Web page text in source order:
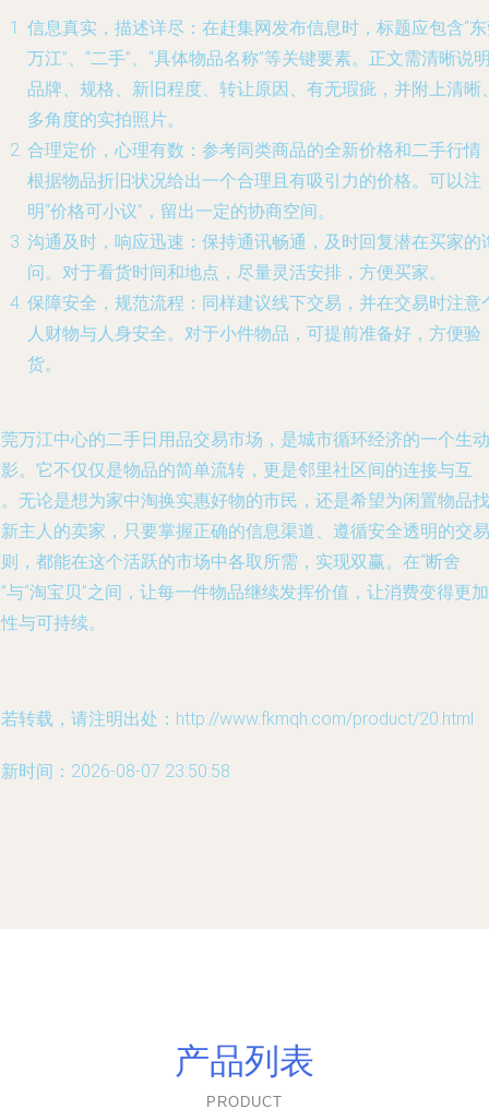
信息真实，描述详尽 ：在赶集网发布信息时，标题应包含“
万江”、“二手”、“具体物品名称”等关键要素。正文需清晰说
品牌、规格、新旧程度、转让原因、有无瑕疵，并附上清晰
多角度的实拍照片。
合理定价，心理有数 ：参考同类商品的全新价格和二手行情
根据物品折旧状况给出一个合理且有吸引力的价格。可以注
明“价格可小议”，留出一定的协商空间。
沟通及时，响应迅速 ：保持通讯畅通，及时回复潜在买家的
问。对于看货时间和地点，尽量灵活安排，方便买家。
保障安全，规范流程 ：同样建议线下交易，并在交易时注意
人财物与人身安全。对于小件物品，可提前准备好，方便验
货。
万江中心的二手日用品交易市场，是城市循环经济的一个生动
。它不仅仅是物品的简单流转，更是邻里社区间的连接与互
无论是想为家中淘换实惠好物的市民，还是希望为闲置物品找
主人的卖家，只要掌握正确的信息渠道、遵循安全透明的交易
，都能在这个活跃的市场中各取所需，实现双赢。在“断舍
与“淘宝贝”之间，让每一件物品继续发挥价值，让消费变得更加
与可持续。
转载，请注明出处：http://www.fkmqh.com/product/20.html
时间：2026-08-07 23:50:58
产品列表
PRODUCT